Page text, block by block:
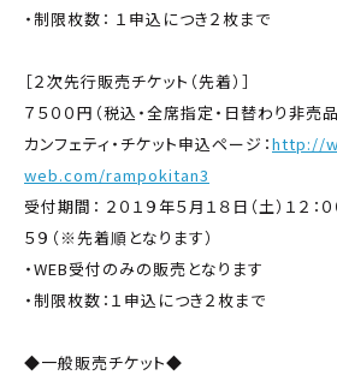
・制限枚数： １申込につき２枚まで
［２次先行販売チケット（先着）］
７５００円（税込・全席指定・日替わり非売
カンフェティ・チケット申込ページ：http://
web.com/rampokitan3
受付期間： ２０１９年５月１８日（土）１２：
５９（※先着順となります）
・WEB受付のみの販売となります
・制限枚数：１申込につき２枚まで
◆一般販売チケット◆